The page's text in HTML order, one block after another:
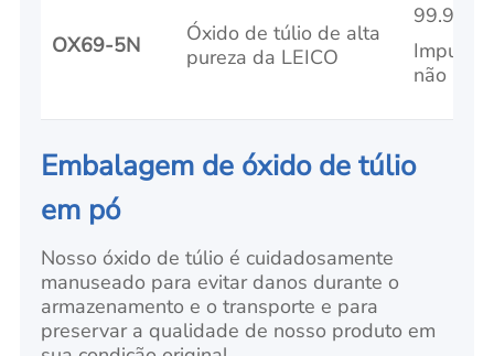
OX69-5N
Óxido de túlio de alta
pureza da LEICO
99.999
não
Embalagem de óxido de túlio
em pó
Nosso óxido de túlio é cuidadosamente
manuseado para evitar danos durante o
armazenamento e o transporte e para
preservar a qualidade de nosso produto em